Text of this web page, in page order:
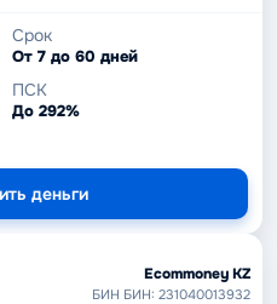
Срок
От 7 до 60 дней
ПСК
До 292%
деньги
Ecommoney KZ
БИН БИН: 231040013932